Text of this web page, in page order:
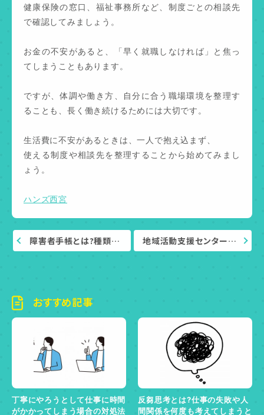
健康保険の窓口、福祉事務所など、制度ごとの相談先
で確認してみましょう。
お金の不安があると、「早く就職しなければ」と焦っ
てしまうこともあります。
ですが、体調や働き方、自分に合う職場環境を整理す
ることも、長く働き続けるためには大切です。
生活費に不安があるときは、一人で抱え込まず、
使える制度や相談先を整理することから始めてみまし
ょう。
ハンズ西宮
障害者手帳とは?種類… 地域活動支援センター…
おすすめ記事
丁寧にやろうとして仕事に時間
がかかってしまう場合の対処法
反芻思考とは?仕事の失敗や人
間関係を何度も考えてしまうと